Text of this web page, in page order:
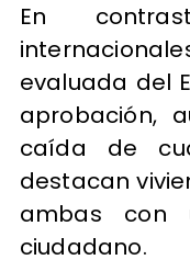
En
evaluada del
aprobación,
caída de
destacan
ambas con
ciudadano.